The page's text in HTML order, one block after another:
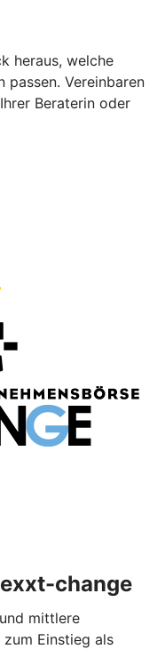
heraus, welche
passen. Vereinbaren
Beraterin oder
change
mittlere
Einstieg als